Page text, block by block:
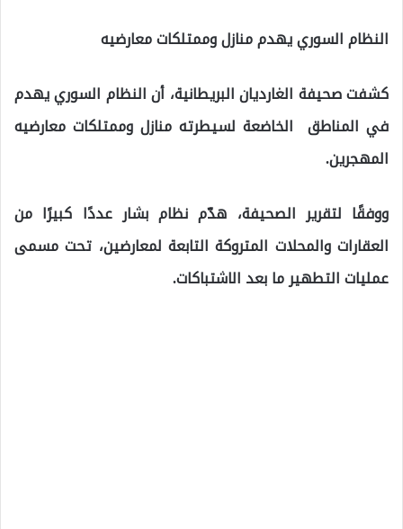
النظام السوري يهدم منازل وممتلكات معارضيه
كشفت صحيفة الغارديان البريطانية، أن النظام السوري يهدم
في المناطق الخاضعة لسيطرته منازل وممتلكات معارضيه
المهجرين.
ووفقًا لتقرير الصحيفة، هدّم نظام بشار عددًا كبيرًا من
العقارات والمحلات المتروكة التابعة لمعارضين، تحت مسمى
عمليات التطهير ما بعد الاشتباكات.